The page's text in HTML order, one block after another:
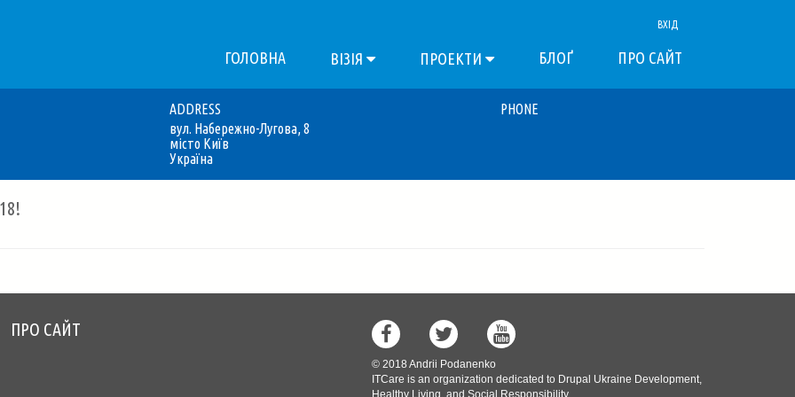
ВХІД
ГОЛОВНА ВІЗІЯ ПРОЕКТИ БЛОҐ ПРО САЙТ
ADDRESS
вул. Набережно-Лугова, 8
місто Київ
Україна
PHONE
!
ПРО САЙТ
© 2018 Andrii Podanenko
ITCare is an organization dedicated to Drupal Ukraine Development,
Healthy Living, and Social Responsibility.